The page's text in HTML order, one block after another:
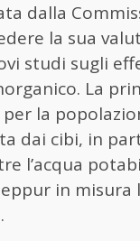
dalla
la sua
studi sugli
La
la
dai cibi, in
l’acqua
in misura